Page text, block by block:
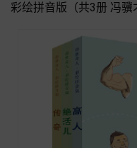
彩绘拼音版（共3册 冯骥